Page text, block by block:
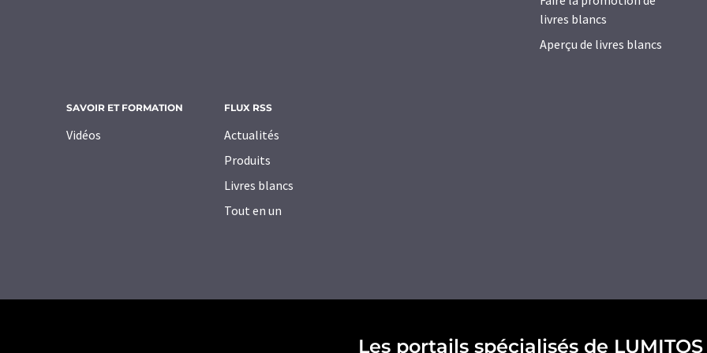
livres blancs
Aperçu de livres blancs
SAVOIR ET FORMATION
Vidéos
FLUX RSS
Actualités
Produits
Livres blancs
Tout en un
Les portails spécialisés de LUMITOS